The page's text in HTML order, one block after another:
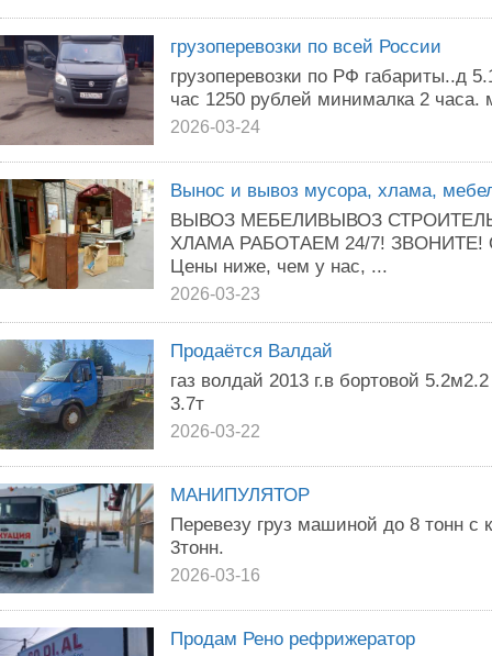
грузоперевозки по всей России
грузоперевозки по РФ габариты..д
час 1250 рублей минималка 2 часа.
2026-03-24
Вынос и вывоз мусора, хлама,
ВЫВОЗ МЕБЕЛИВЫВОЗ
ХЛАМА РАБОТAEМ 24/7! ЗBОНИТЕ!
Цeны нижe, чем у нас, ...
2026-03-23
Продаётся Валдай
газ волдай 2013 г.в бортовой
3.7т
2026-03-22
МАНИПУЛЯТОР
Перевезу груз машиной до 8 тонн с
3тонн.
2026-03-16
Продам Рено рефрижератор